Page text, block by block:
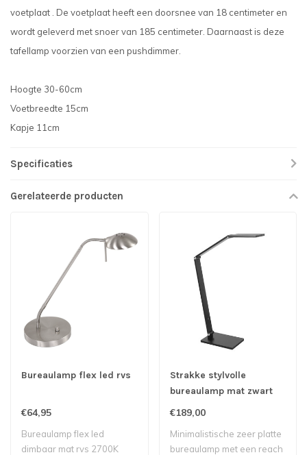
voetplaat . De voetplaat heeft een doorsnee van 18 centimeter en
wordt geleverd met snoer van 185 centimeter. Daarnaast is deze
tafellamp voorzien van een pushdimmer.
Hoogte 30-60cm
Voetbreedte 15cm
Kapje 11cm
Specificaties
Gerelateerde producten
Bureaulamp flex led rvs
€64,95
Bureaulamp flex led
dimbaar mat rvs 2700K
Strakke stylvolle
bureaulamp mat zwart
met 3 lichtstanden
€189,00
Minimalistische zeer platte
bureaulamp met een reach